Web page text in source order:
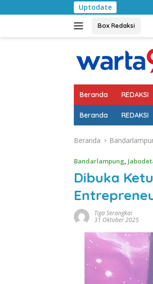
ke
Uptodate
Box Redaksi
Beranda REDAKSI
Beranda REDAKSI
Beranda
Bandarlampung,
Dibuka
Tiga Serangkai
31 Oktober 2025